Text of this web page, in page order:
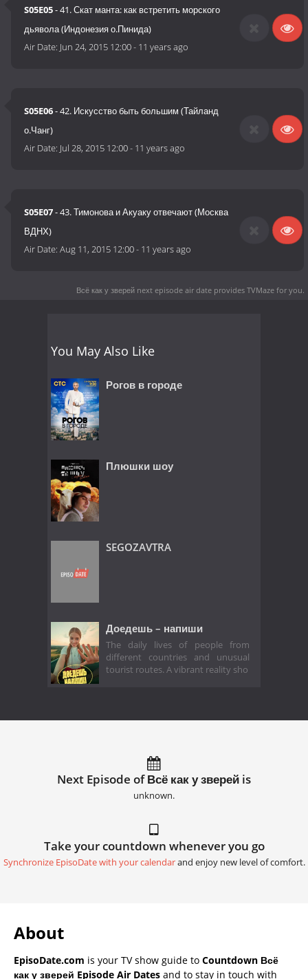
S05E05- 41. Скат манта: как встретить морского
дьявола (Индонезия о.Пинида)
Air Date: Jun 24, 2015 12:00- 11 years ago
S05E06- 42. Искусство быть большим (Тайланд
о.Чанг)
Air Date: Jul 28, 2015 12:00- 11 years ago
S05E07- 43. Тимонова и Акуаку отвечают (Москва
ВДНХ)
Air Date:Aug 11, 2015 12:00- 11 years ago
Всё как у зверей next episode air date provides TVMaze for you.
You May Also Like
Рогов в городе
Плюшки шоу
SEGOZAVTRA
Доедешь – напиши
The daily lives of people from
different countries and unusual
tourist routes. A vibrant reality sho
Next Episode of Всё как у зверей is
unknown.
Take your countdown whenever you go
Synchronize EpisoDate with your calendarand enjoy new level of comfort.
About
EpisoDate.com is your TV show guide to Countdown Всё
как у зверей Episode Air Dates and to stay in touch with